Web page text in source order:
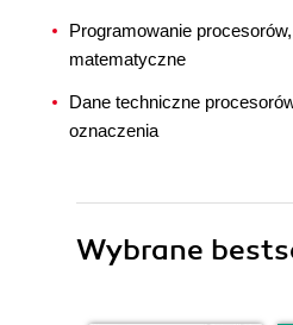
Programowanie
matematyczne
Dane techniczne
oznaczenia
Wybrane